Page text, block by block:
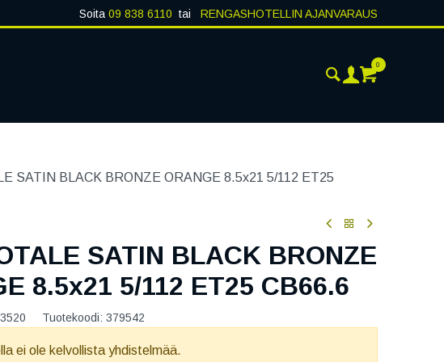
Soita 09 838 6110 tai RENGASHOTELLIN AJANVARAUS
0
SATIN BLACK BRONZE ORANGE 8.5x21 5/112 ET25
SATIN BLACK BRONZE
8.5x21 5/112 ET25 CB66.6
Tuotekoodi: 379542
ei ole kelvollista yhdistelmää.